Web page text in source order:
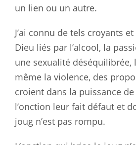
un lien ou un autre.
J’ai connu de tels croyants
Dieu liés par l’alcool, la
une sexualité déséquilibrée,
même la violence, des
croient dans la puissance
l’onction leur fait défaut et
joug n’est pas rompu.